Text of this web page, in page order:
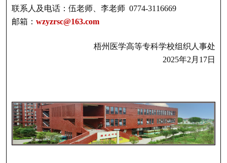
联系人及电话：伍老师、李老师 0774-3116669
邮箱： wzyzrsc@163.com
梧州医学高等专科学校组织人事处
2025年2月17日